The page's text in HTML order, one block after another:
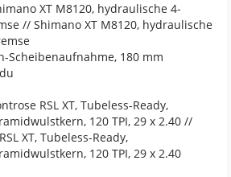
XT M8120, hydraulische 4-
// Shimano XT M8120, hydraulische
Scheibenaufnahme, 180 mm
RSL XT, Tubeless-Ready,
120 TPI, 29 x 2.40 //
XT, Tubeless-Ready,
120 TPI, 29 x 2.40